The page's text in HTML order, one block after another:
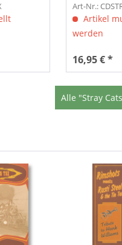
Art-Nr.:
Artikel
werden
16,95 € *
Alle "Stray